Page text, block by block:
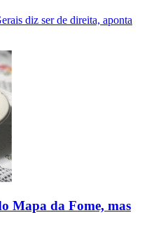
diz ser de direita, aponta
Mapa da Fome, mas